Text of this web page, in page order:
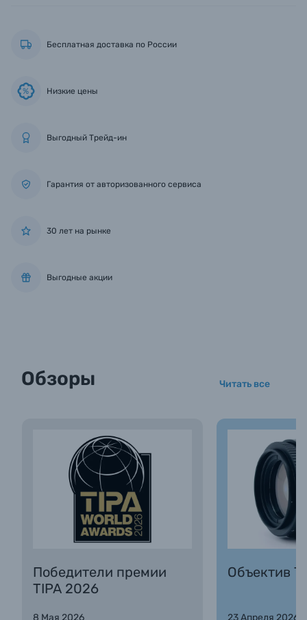
Бесплатная доставка по России
% Низкие цены
Выгодный Трейд-ин
Гарантия от авторизованного сервиса
30 лет на рынке
Выгодные акции
Обзоры Читать все
Победители премии
TIPA 2026
8 Мая 2026
Объектив
23 Апреля 2026